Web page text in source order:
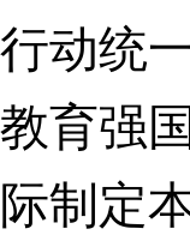
行动统
教育强
际制定